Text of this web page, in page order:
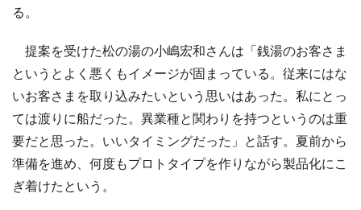
る。
提案を受けた松の湯の小嶋宏和さんは「銭湯のお客さま
というとよく悪くもイメージが固まっている。従来にはな
いお客さまを取り込みたいという思いはあった。私にとっ
ては渡りに船だった。異業種と関わりを持つというのは重
要だと思った。いいタイミングだった」と話す。夏前から
準備を進め、何度もプロトタイプを作りながら製品化にこ
ぎ着けたという。